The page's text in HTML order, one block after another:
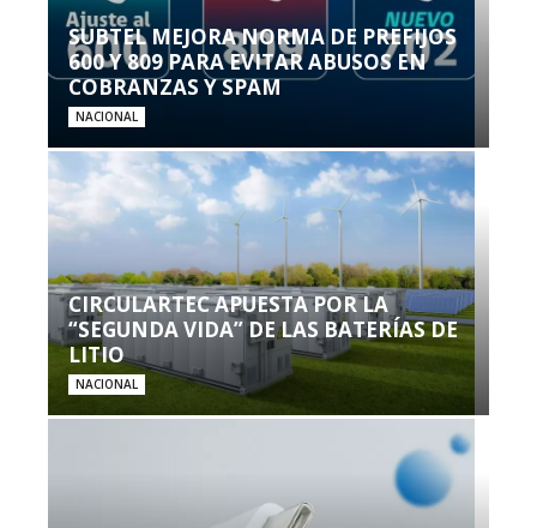
SUBTEL MEJORA NORMA DE PREFIJOS
600 Y 809 PARA EVITAR ABUSOS EN
COBRANZAS Y SPAM
NACIONAL
CIRCULARTEC APUESTA POR LA
“SEGUNDA VIDA” DE LAS BATERÍAS DE
LITIO
NACIONAL